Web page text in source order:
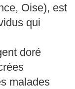
Oise), est
qui
doré
malades